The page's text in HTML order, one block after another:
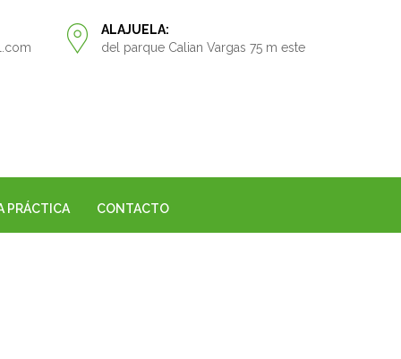
ALAJUELA:
del parque Calian Vargas 75 m este
PRÁCTICA CONTACTO